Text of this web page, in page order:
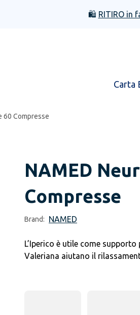
🛍️ RITIRO in
Carta
60 Compresse
NAMED
Compresse
Brand: NAMED
L’Iperico è utile come
Valeriana aiutano il